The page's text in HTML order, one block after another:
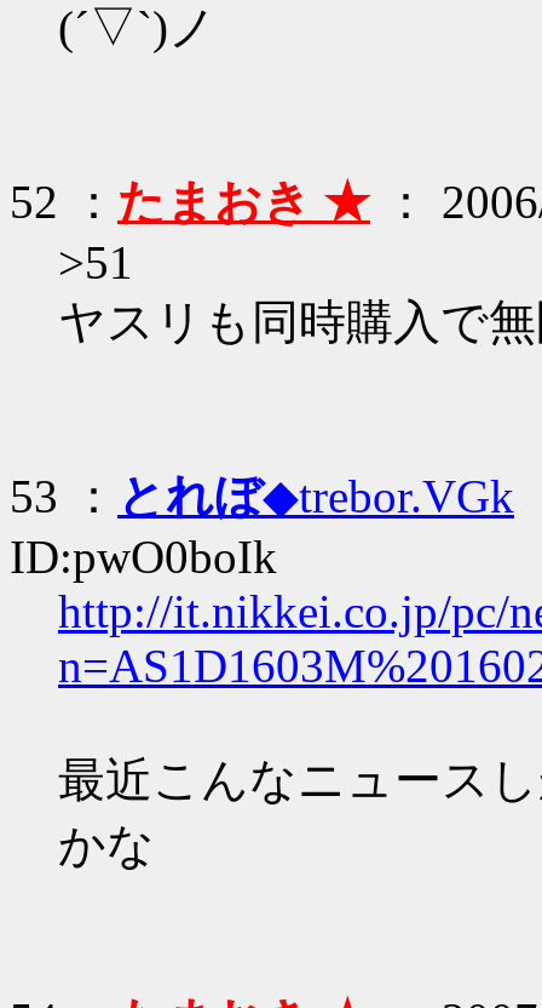
(´▽`)ノ
52 ： たまおき ★：
>51
ヤスリも同時購入で
53 ： とれぼ◆trebor.VGk
ID:pwO0boIk
http://it.nikkei.co.jp/pc/
最近こんなニュース
かな